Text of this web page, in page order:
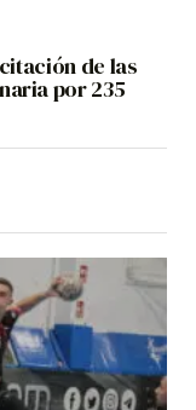
de las
por 235